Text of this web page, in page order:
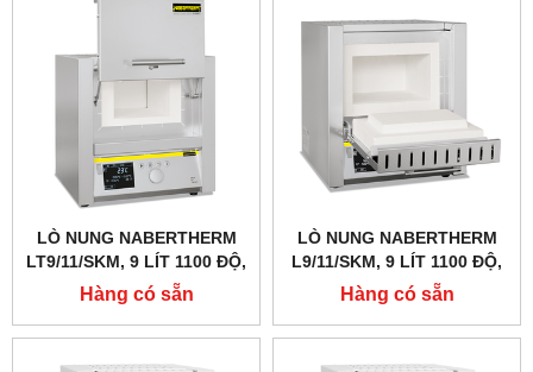
LÒ NUNG NABERTHERM
LT9/11/SKM, 9 LÍT 1100 ĐỘ,
GIA NHIỆT 4 MẶT, CỬA
TRƯỢT LÊN
Hàng có sẵn
LÒ NUNG NABERTHERM
L9/11/SKM, 9 LÍT 1100 ĐỘ,
GIA NHIỆT 4 MẶT
Hàng có sẵn